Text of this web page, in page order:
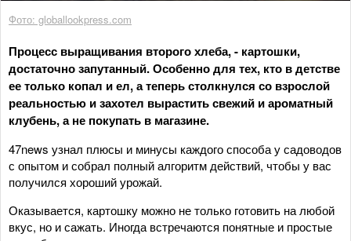
Фото: globallookpress.com
Процесс выращивания второго хлеба, - картошки,
достаточно запутанный. Особенно для тех, кто в детстве
ее только копал и ел, а теперь столкнулся со взрослой
реальностью и захотел вырастить свежий и ароматный
клубень, а не покупать в магазине.
47news узнал плюсы и минусы каждого способа у садоводов
с опытом и собрал полный алгоритм действий, чтобы у вас
получился хороший урожай.
Оказывается, картошку можно не только готовить на любой
вкус, но и сажать. Иногда встречаются понятные и простые